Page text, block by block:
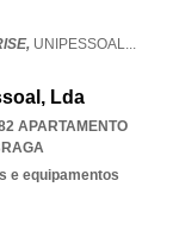
UNIPESSOAL...
Lda
APARTAMENTO
e equipamentos